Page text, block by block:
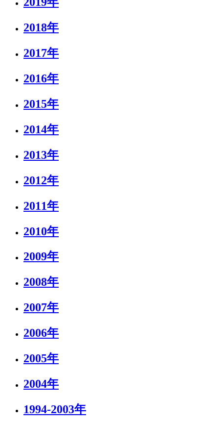
2018年
2017年
2016年
2015年
2014年
2013年
2012年
2011年
2010年
2009年
2008年
2007年
2006年
2005年
2004年
1994-2003年